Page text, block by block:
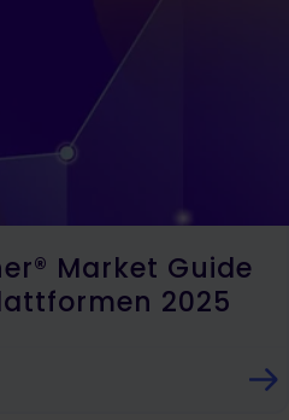
Market Guide
2025